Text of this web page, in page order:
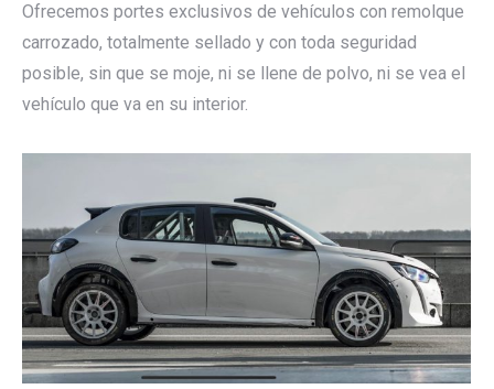
Ofrecemos portes exclusivos de vehículos con remolque
carrozado, totalmente sellado y con toda seguridad
posible, sin que se moje, ni se llene de polvo, ni se vea el
vehículo que va en su interior.